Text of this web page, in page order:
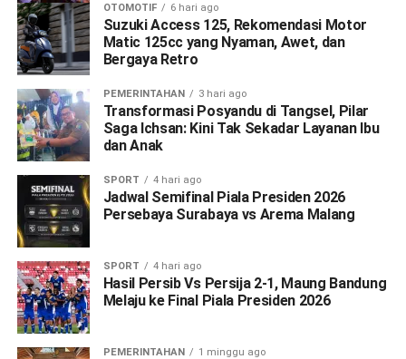
OTOMOTIF 6 hari ago
Suzuki Access 125, Rekomendasi Motor
Matic 125cc yang Nyaman, Awet, dan
Bergaya Retro
PEMERINTAHAN 3 hari ago
Transformasi Posyandu di Tangsel, Pilar
Saga Ichsan: Kini Tak Sekadar Layanan Ibu
dan Anak
SPORT 4 hari ago
Jadwal Semifinal Piala Presiden 2026
Persebaya Surabaya vs Arema Malang
SPORT 4 hari ago
Hasil Persib Vs Persija 2-1, Maung Bandung
Melaju ke Final Piala Presiden 2026
PEMERINTAHAN 1 minggu ago